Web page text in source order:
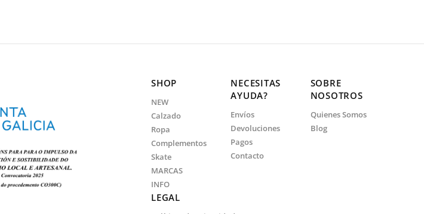
SHOP
NEW
Calzado
Ropa
Complementos
Skate
MARCAS
INFO
NECESITAS
AYUDA?
Envíos
Devoluciones
Pagos
Contacto
SOBRE
NOSOTROS
Quienes Somos
Blog
LEGAL